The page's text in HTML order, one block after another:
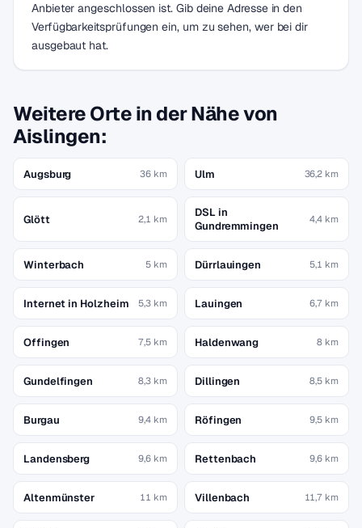
Anbieter angeschlossen ist. Gib deine Adresse in den
Verfügbarkeitsprüfungen ein, um zu sehen, wer bei dir
ausgebaut hat.
Weitere Orte in der Nähe von
Aislingen:
Augsburg 36 km Ulm 36,2 km
Glött 2,1 km
DSL in
Gundremmingen
4,4 km
Winterbach 5 km Dürrlauingen 5,1 km
Internet in Holzheim 5,3 km Lauingen 6,7 km
Offingen 7,5 km Haldenwang 8 km
Gundelfingen 8,3 km Dillingen 8,5 km
Burgau 9,4 km Röfingen 9,5 km
Landensberg 9,6 km Rettenbach 9,6 km
Altenmünster 11 km Villenbach 11,7 km